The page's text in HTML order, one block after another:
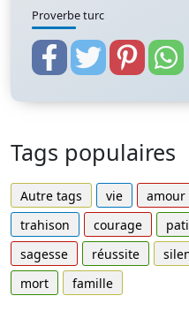
Proverbe turc
Tags populaires
Autre tags vie amour
trahison
courage
sagesse
réussite
mort
famille